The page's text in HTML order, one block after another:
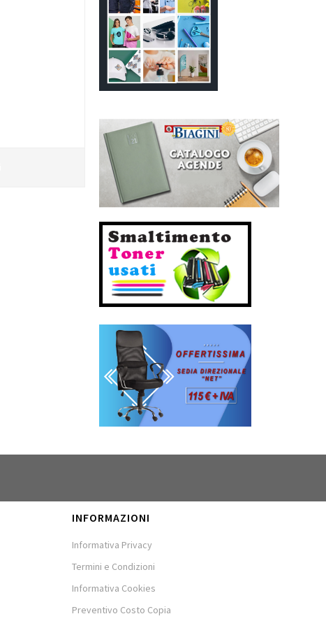
INFORMAZIONI
Informativa Privacy
Termini e Condizioni
Informativa Cookies
Preventivo Costo Copia